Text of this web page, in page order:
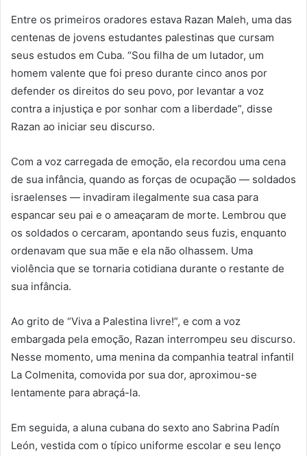
Entre os primeiros oradores estava Razan Maleh, uma das
centenas de jovens estudantes palestinas que cursam
seus estudos em Cuba. “Sou filha de um lutador, um
homem valente que foi preso durante cinco anos por
defender os direitos do seu povo, por levantar a voz
contra a injustiça e por sonhar com a liberdade”, disse
Razan ao iniciar seu discurso.
Com a voz carregada de emoção, ela recordou uma cena
de sua infância, quando as forças de ocupação — soldados
israelenses — invadiram ilegalmente sua casa para
espancar seu pai e o ameaçaram de morte. Lembrou que
os soldados o cercaram, apontando seus fuzis, enquanto
ordenavam que sua mãe e ela não olhassem. Uma
violência que se tornaria cotidiana durante o restante de
sua infância.
Ao grito de “Viva a Palestina livre!”, e com a voz
embargada pela emoção, Razan interrompeu seu discurso.
Nesse momento, uma menina da companhia teatral infantil
La Colmenita, comovida por sua dor, aproximou-se
lentamente para abraçá-la.
Em seguida, a aluna cubana do sexto ano Sabrina Padín
León, vestida com o típico uniforme escolar e seu lenço